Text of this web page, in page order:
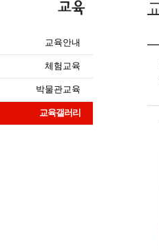
교육안내
체험교육
박물관교육
교육갤러리